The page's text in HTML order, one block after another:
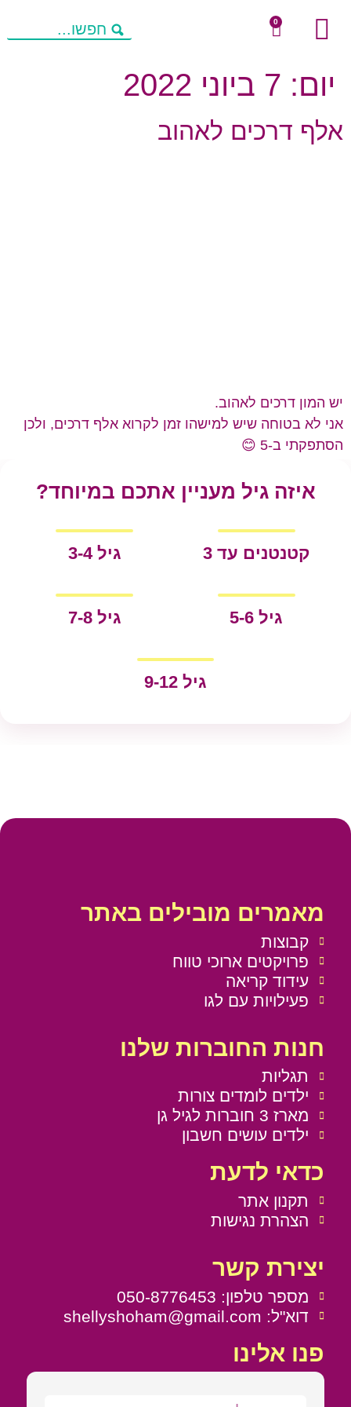
0
יום: 7 ביוני 2022
אלף דרכים לאהוב
יש המון דרכים לאהוב.
אני לא בטוחה שיש למישהו זמן לקרוא אלף דרכים, ולכן
הסתפקתי ב-5 😊
איזה גיל מעניין אתכם במיוחד?
קטנטנים עד 3 גיל 3-4
גיל 5-6 גיל 7-8
גיל 9-12
מאמרים מובילים באתר
קבוצות
פרויקטים ארוכי טווח
עידוד קריאה
פעילויות עם לגו
חנות החוברות שלנו
תגליות
ילדים לומדים צורות
מארז 3 חוברות לגיל גן
ילדים עושים חשבון
כדאי לדעת
תקנון אתר
הצהרת נגישות
יצירת קשר
מספר טלפון: 050-8776453
דוא"ל: shellyshoham@gmail.com
פנו אלינו